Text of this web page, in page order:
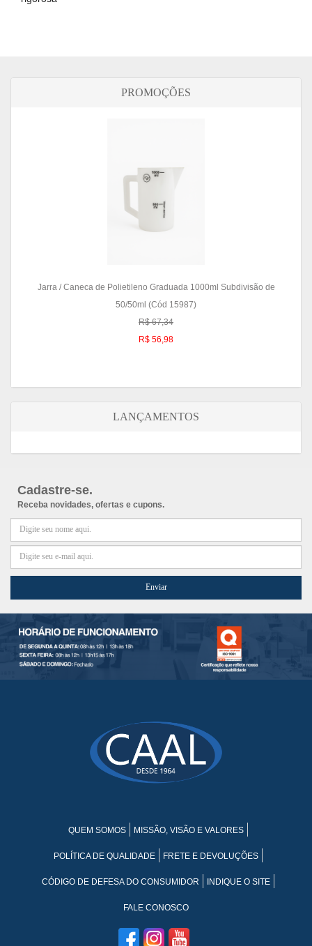
PROMOÇÕES
Jarra / Caneca de Polietileno Graduada 1000ml Subdivisão de
50/50ml (Cód 15987)
R$ 67,34
R$ 56,98
LANÇAMENTOS
Cadastre-se.
Receba novidades, ofertas e cupons.
QUEM SOMOS MISSÃO, VISÃO E VALORES
POLÍTICA DE QUALIDADE FRETE E DEVOLUÇÕES
CÓDIGO DE DEFESA DO CONSUMIDOR INDIQUE O SITE
FALE CONOSCO